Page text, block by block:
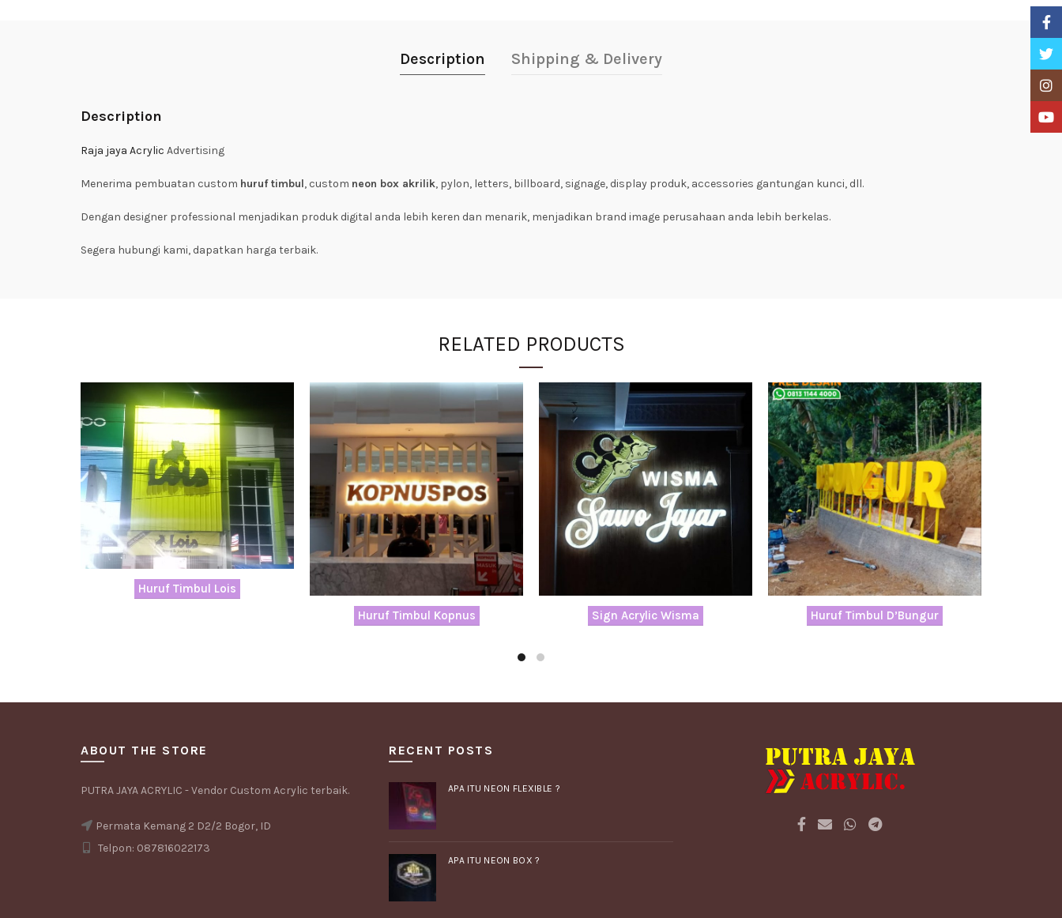
Description Shipping & Delivery
Description
Raja jaya Acrylic Advertising
Menerima pembuatan custom huruf timbul, custom neon box akrilik, pylon, letters, billboard, signage, display produk, accessories gantungan kunci, dll.
Dengan designer professional menjadikan produk digital anda lebih keren dan menarik, menjadikan brand image perusahaan anda lebih berkelas.
Segera hubungi kami, dapatkan harga terbaik.
RELATED PRODUCTS
Huruf Timbul Lois
Huruf Timbul Kopnus
Sign Acrylic Wisma Huruf Timbul D’Bungur
ABOUT THE STORE
PUTRA JAYA ACRYLIC - Vendor Custom Acrylic terbaik.
Permata Kemang 2 D2/2 Bogor, ID
Telpon: 087816022173
RECENT POSTS
APA ITU NEON FLEXIBLE ?
APA ITU NEON BOX ?